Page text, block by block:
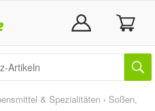
& Spezialitäten › Soßen,